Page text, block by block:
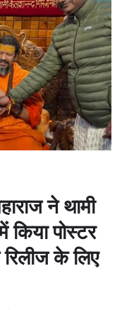
ने थामी
किया पोस्टर
रिलीज के लिए